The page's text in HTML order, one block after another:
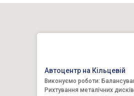
Автоцентр на Кільцевій
Виконуємо роботи: Балансування і шиномонтаж
Рихтування металічних дисків Мийка і